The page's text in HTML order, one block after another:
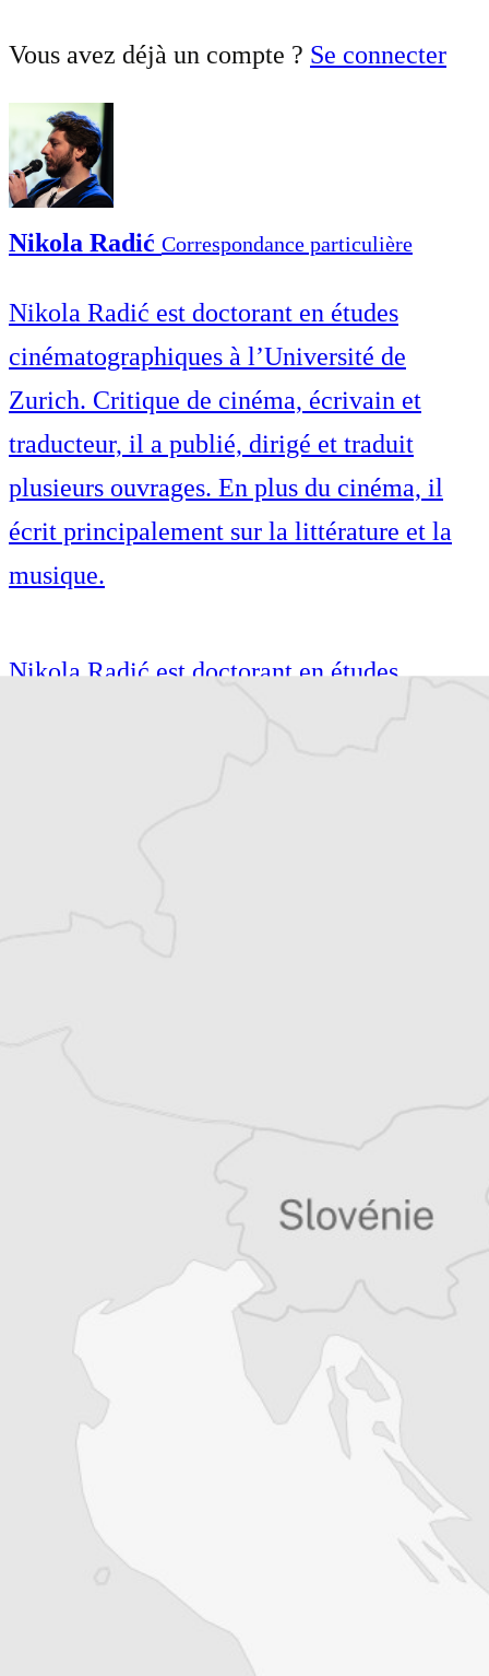
Vous avez déjà un compte ? Se connecter
Nikola Radić Correspondance particulière
Nikola Radić est doctorant en études
cinématographiques à l’Université de
Zurich. Critique de cinéma, écrivain et
traducteur, il a publié, dirigé et traduit
plusieurs ouvrages. En plus du cinéma, il
écrit principalement sur la littérature et la
musique.
Nikola Radić est doctorant en études